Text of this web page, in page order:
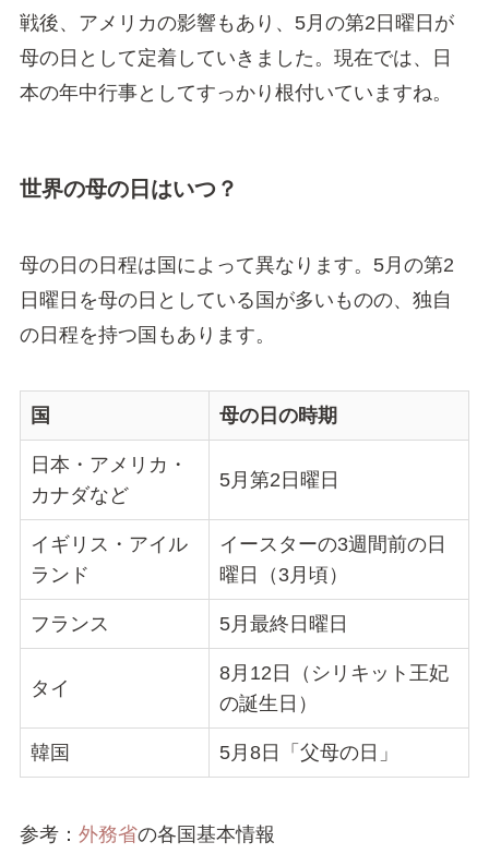
戦後、アメリカの影響もあり、5月の第2日曜日が
母の日として定着していきました。現在では、日
本の年中行事としてすっかり根付いていますね。
世界の母の日はいつ？
母の日の日程は国によって異なります。5月の第2
日曜日を母の日としている国が多いものの、独自
の日程を持つ国もあります。
国 母の日の時期
日本・アメリカ・
カナダなど
5月第2日曜日
イギリス・アイル
ランド
イースターの3週間前の日
曜日（3月頃）
フランス 5月最終日曜日
タイ
8月12日（シリキット王妃
の誕生日）
韓国 5月8日「父母の日」
参考： 外務省の各国基本情報